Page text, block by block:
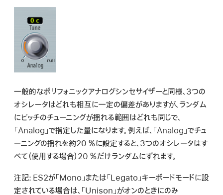
一般的なポリフォニックアナログシンセサイザーと同様、3つの
オシレータはどれも相互に一定の偏差がありますが、ランダム
にピッチのチューニングが揺れる範囲はどれも同じで、
「Analog」で指定した量になります。例えば、「Analog」でチュ
ーニングの揺れを約20 ％に設定すると、3つのオシレータはす
べて（使用する場合）20 ％だけランダムにずれます。
注記: ES2が「Mono」または「Legato」キーボードモードに設
定されている場合は、「Unison」がオンのときにのみ